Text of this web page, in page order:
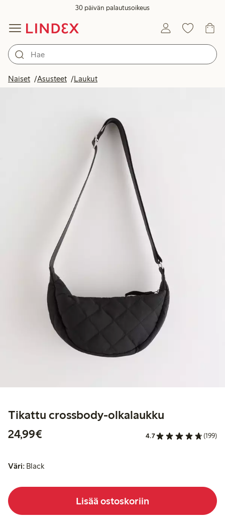
30 päivän palautusoikeus
Naiset Asusteet Laukut
Tikattu crossbody-olkalaukku
24,99€
4.7 (199)
Väri: Black
Lisää ostoskoriin